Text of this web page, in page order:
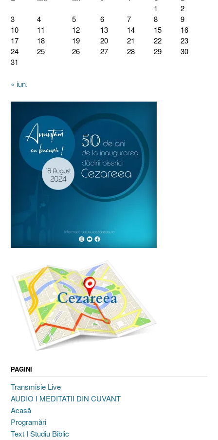
1
2
3
4 5 6 7 8
9
10
11 12 13 14 15
16
17
18 19 20 21 22
23
24
25 26 27 28 29
30
31
« iun.
PAGINI
Transmisie Live
AUDIO I MEDITATII DIN CUVANT
Acasă
Programări
Text I Studiu Biblic